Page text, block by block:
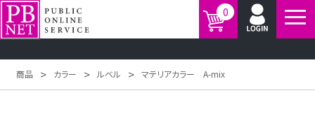
0
商品 > カラー > ルベル > マテリアカラー A-mix